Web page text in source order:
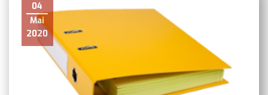
04
Mai
2020